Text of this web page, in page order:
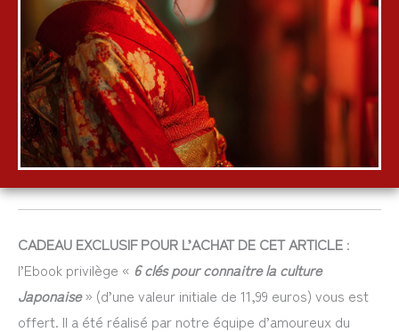
CADEAU EXCLUSIF POUR L’ACHAT DE CET ARTICLE :
l’Ebook privilège « 6 clés pour connaitre la culture
Japonaise» (d’une valeur initiale de 11,99 euros) vous est
offert. Il a été réalisé par notre équipe d’amoureux du